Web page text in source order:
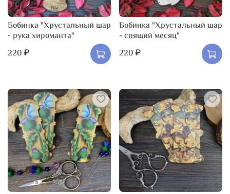
Бобинка "Хрустальный шар
- рука хироманта"
220 ₽
Бобинка "Хрустальный шар
- спящий месяц"
220 ₽